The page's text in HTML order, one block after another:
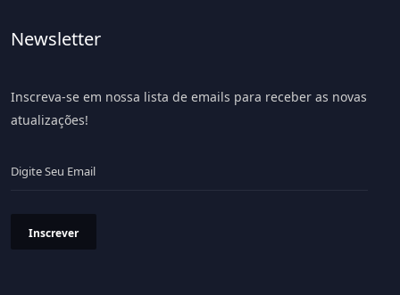
Newsletter
Inscreva-se em nossa lista de emails para receber as novas
atualizações!
Inscrever